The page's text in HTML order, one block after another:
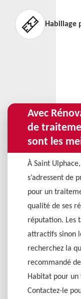
Habillage
Avec
de
sont les
À Saint
s’adressent de
pour un
qualité de ses
réputation. Les
attractifs sinon
recherchez la
recommandé
Habitat pour
Contactez-le